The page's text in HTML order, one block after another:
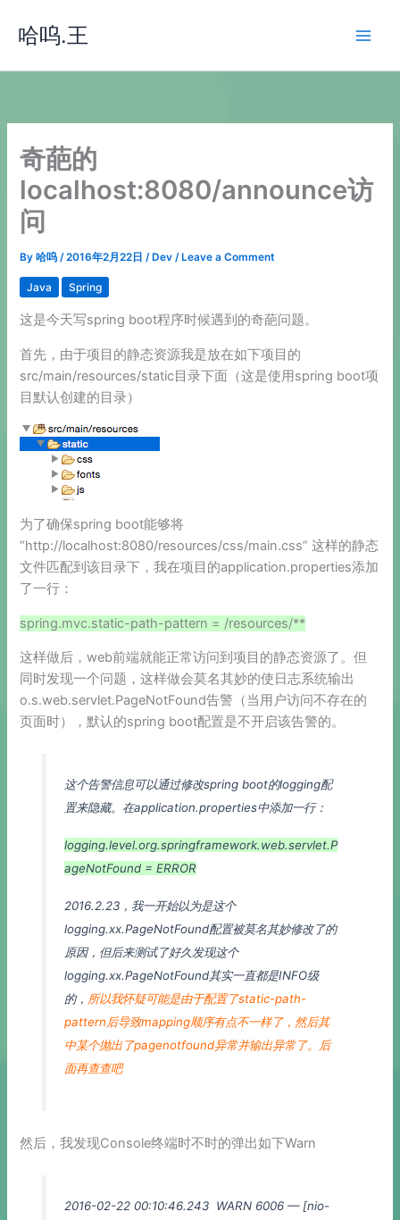
哈呜.王
奇葩的
localhost:8080/announce访
问
By哈呜/2016年2月22日/ Dev / Leave a Comment
Java Spring
这是今天写spring boot程序时候遇到的奇葩问题。
首先，由于项目的静态资源我是放在如下项目的
src/main/resources/static目录下面（这是使用spring boot项
目默认创建的目录）
为了确保spring boot能够将
“http://localhost:8080/resources/css/main.css” 这样的静态
文件匹配到该目录下，我在项目的application.properties添加
了一行：
spring.mvc.static-path-pattern = /resources/**
这样做后，web前端就能正常访问到项目的静态资源了。但
同时发现一个问题，这样做会莫名其妙的使日志系统输出
o.s.web.servlet.PageNotFound告警（当用户访问不存在的
页面时），默认的spring boot配置是不开启该告警的。
这个告警信息可以通过修改spring boot的logging配
置来隐藏。在application.properties中添加一行：
logging.level.org.springframework.web.servlet.P
ageNotFound = ERROR
2016.2.23，我一开始以为是这个
logging.xx.PageNotFound配置被莫名其妙修改了的
原因，但后来测试了好久发现这个
logging.xx.PageNotFound其实一直都是INFO级
的， 所以我怀疑可能是由于配置了static-path-
pattern后导致mapping顺序有点不一样了，然后其
中某个抛出了pagenotfound异常并输出异常了。后
面再查查吧
然后，我发现Console终端时不时的弹出如下Warn
2016-02-22 00:10:46.243 WARN 6006 — [nio-